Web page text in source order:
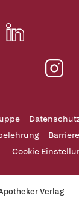
Cookie
Verlag